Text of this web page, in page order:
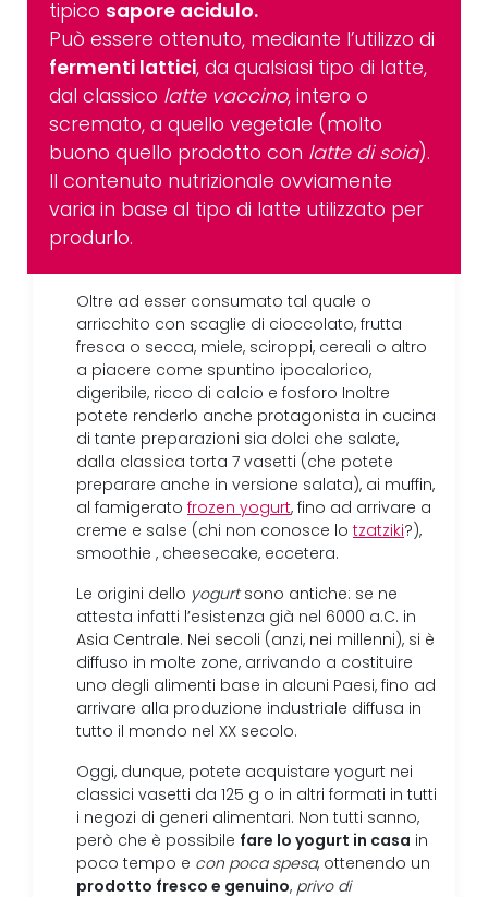
tipico sapore acidulo.
Può essere ottenuto, mediante l’utilizzo di
fermenti lattici, da qualsiasi tipo di latte,
dal classico latte vaccino, intero o
scremato, a quello vegetale (molto
buono quello prodotto con latte di soia).
Il contenuto nutrizionale ovviamente
varia in base al tipo di latte utilizzato per
produrlo.
Oltre ad esser consumato tal quale o
arricchito con scaglie di cioccolato, frutta
fresca o secca, miele, sciroppi, cereali o altro
a piacere come spuntino ipocalorico,
digeribile, ricco di calcio e fosforo Inoltre
potete renderlo anche protagonista in cucina
di tante preparazioni sia dolci che salate,
dalla classica torta 7 vasetti (che potete
preparare anche in versione salata), ai muffin,
al famigerato frozen yogurt, fino ad arrivare a
creme e salse (chi non conosce lo tzatziki?),
smoothie , cheesecake, eccetera.
Le origini dello yogurtsono antiche: se ne
attesta infatti l’esistenza già nel 6000 a.C. in
Asia Centrale. Nei secoli (anzi, nei millenni), si è
diffuso in molte zone, arrivando a costituire
uno degli alimenti base in alcuni Paesi, fino ad
arrivare alla produzione industriale diffusa in
tutto il mondo nel XX secolo.
Oggi, dunque, potete acquistare yogurt nei
classici vasetti da 125 g o in altri formati in tutti
i negozi di generi alimentari. Non tutti sanno,
però che è possibile fare lo yogurt in casa in
poco tempo e con poca spesa, ottenendo un
prodotto fresco e genuino, privo di